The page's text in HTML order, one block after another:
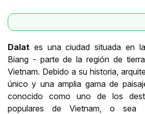
Dalat es una ciudad situada en
Biang - parte de la región de
Vietnam. Debido a su historia,
único y una amplia gama de
conocido como uno de los
populares de Vietnam, o sea